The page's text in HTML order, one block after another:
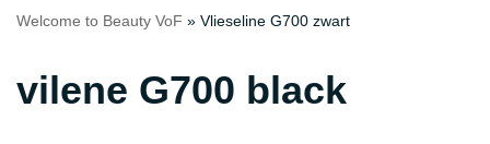
Welcome to Beauty VoF » Vlieseline G700 zwart
vilene G700 black